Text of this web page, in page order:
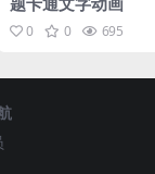
0 0 695